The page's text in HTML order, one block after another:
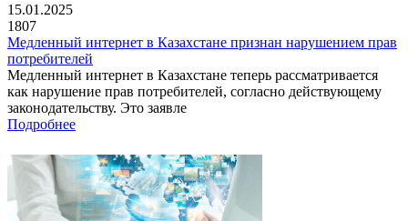
15.01.2025
1807
Медленный интернет в Казахстане признан нарушением прав
потребителей
Медленный интернет в Казахстане теперь рассматривается
как нарушение прав потребителей, согласно действующему
законодательству. Это заявле
Подробнее